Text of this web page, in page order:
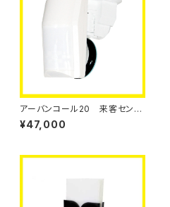
アーバンコール20 来客センサ
ー【単品】
¥47,000